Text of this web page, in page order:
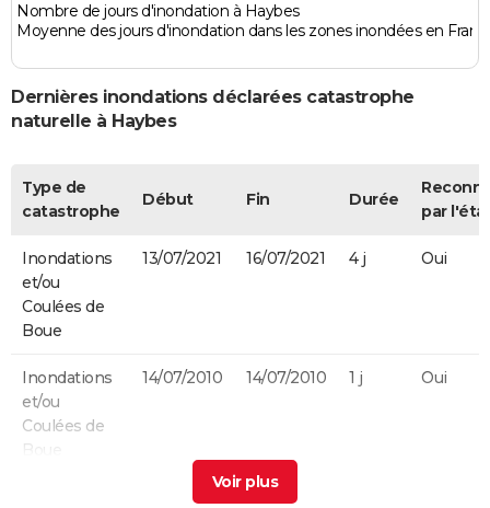
Nombre de jours d'inondation à Haybes
Moyenne des jours d'inondation dans les zones inondées en
Dernières inondations déclarées catastrophe
naturelle à Haybes
Type de
catastrophe
Début Fin Durée
par
Inondations
et/ou
Coulées de
Boue
13/07/2021 16/07/2021 4 j Oui
Inondations
et/ou
Coulées de
Boue
14/07/2010 14/07/2010 1 j Oui
25/12/1999 29/12/1999